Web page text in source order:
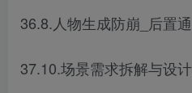
36.8.人物生成防崩_后置
37.10.场景需求拆解与设